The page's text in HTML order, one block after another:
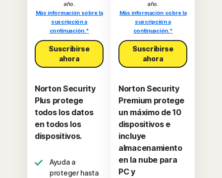
año.
Más información sobre la
suscripción a
continuación.*
Suscribirse
ahora
Norton Security
Plus protege
todos los datos
en todos los
dispositivos.
Ayuda a
proteger hasta
año.
Más información sobre la
suscripción a
continuación.*
Suscribirse
ahora
Norton Security
Premium protege
un máximo de 10
dispositivos e
incluye
almacenamiento
en la nube para
PC y